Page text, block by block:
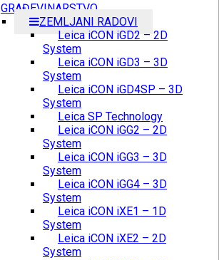
GRAĐEVINARSTVO
ZEMLJANI RADOVI
Leica iCON iGD2 – 2D
System
Leica iCON iGD3 – 3D
System
Leica iCON iGD4SP – 3D
System
Leica SP Technology
Leica iCON iGG2 – 2D
System
Leica iCON iGG3 – 3D
System
Leica iCON iGG4 – 3D
System
Leica iCON iXE1 – 1D
System
Leica iCON iXE2 – 2D
System